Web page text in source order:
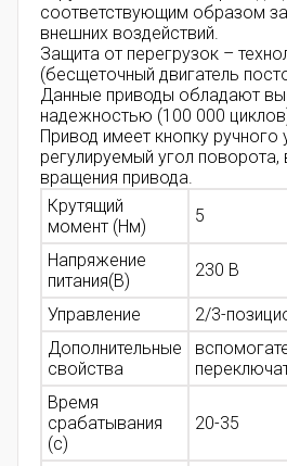
соответствующим образом
внешних воздействий.
Защита от перегрузок –
(бесщеточный двигатель
Данные приводы обладают
надежностью (100 000
Привод имеет кнопку ручного
регулируемый угол
вращения привода.
Крутящий
момент (Нм)
5
Напряжение
питания(В)
230 В
Управление
2/3-
Дополнительные
свойства
Время
срабатывания
(с)
20-35